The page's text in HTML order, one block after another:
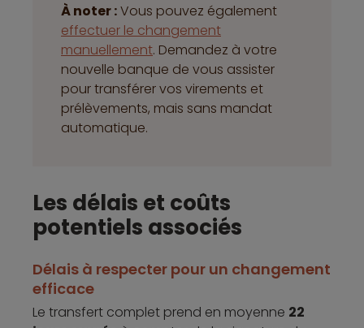
À noter :Vous pouvez également
effectuer le changement
manuellement. Demandez à votre
nouvelle banque de vous assister
pour transférer vos virements et
prélèvements, mais sans mandat
automatique.
Les délais et coûts
potentiels associés
Délais à respecter pour un changement
efficace
Le transfert complet prend en moyenne 22